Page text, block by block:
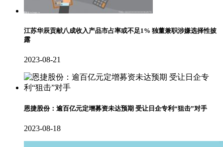
江苏华辰贡献八成收入产品市占率或不足1% 独董兼职涉嫌选择性披
露
2023-08-21
恩捷股份：逾百亿元定增募资未达预期 受让日企专利“狙击”对手
2023-08-18